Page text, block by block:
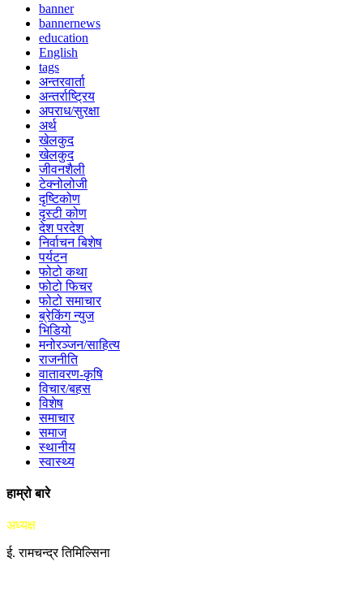
banner
bannernews
education
English
tags
अन्तरवार्ता
अन्तर्राष्ट्रिय
अपराध/सुरक्षा
अर्थ
खेलकुद
खेलकुद
जीवनशैली
टेक्नोलोजी
दृष्टिकोण
दृस्टी कोण
देश परदेश
निर्वाचन बिशेष
पर्यटन
फोटो कथा
फोटो फिचर
फोटो समाचार
ब्रेकिंग न्युज
भिडियो
मनोरञ्जन/साहित्य
राजनीति
वातावरण-कृषि
विचार/बहस
विशेष
समाचार
समाज
स्थानीय
स्वास्थ्य
हाम्रो बारे
अध्यक्ष
ई. रामचन्द्र तिमिल्सिना